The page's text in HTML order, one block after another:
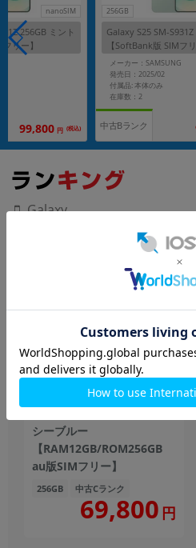
nanoSIM
256GB ミント
リー】
99,800 円 (税込)
256GB
Galaxy S25 SM-S931Z
【SoftBank版 SIMフリ
メーカー：SAMSUNG
発売日：2025/02
付属品: 本体のみ
在庫数：2
中古Bランク
Galaxy
シーブルー
【RAM12GB/ROM256GB
au版SIMフリー】
256GB 中古Cランク
69,800 円